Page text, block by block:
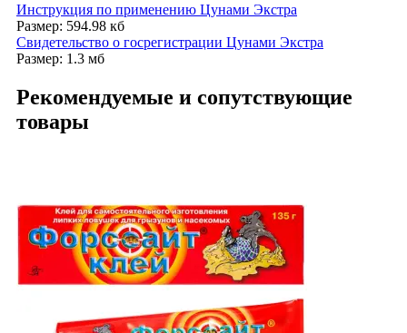
Инструкция по применению Цунами Экстра
Размер: 594.98 кб
Свидетельство о госрегистрации Цунами Экстра
Размер: 1.3 мб
Рекомендуемые и сопутствующие
товары